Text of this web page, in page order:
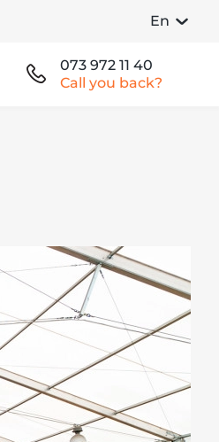
En
073 972 11 40
Call you back?